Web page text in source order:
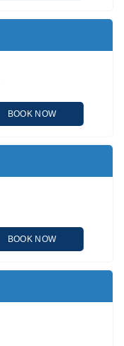
BOOK NOW
BOOK NOW